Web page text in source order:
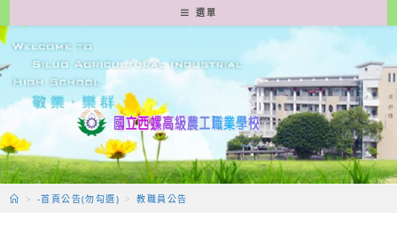
轉
至
要
容
選單
> -首頁公告(勿勾選) > 教職員公告